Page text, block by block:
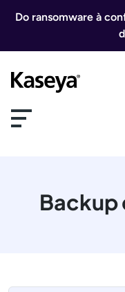
Do ransomware à
Backup